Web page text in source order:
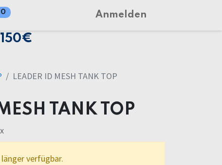
0 Anmelden
150€
LEADER ID MESH TANK TOP
TANK TOP
verfügbar.